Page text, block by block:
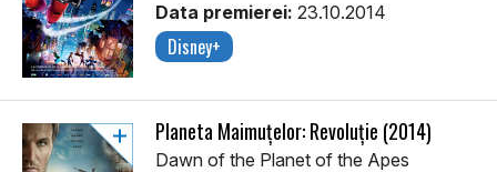
Data premierei: 23.10.2014
Disney+
Planeta Maimuțelor: Revoluție (2014)
Dawn of the Planet of the Apes